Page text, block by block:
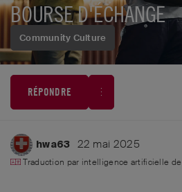
Community Culture
BOURSE D'ÉCHANGE
RÉPONDRE
hwa63 22 mai 2025
Traduction par intelligence artificielle de